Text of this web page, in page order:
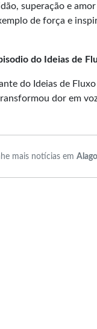
superação e
de força e
do Ideias de
do Ideias de
dor em
mais notícias em